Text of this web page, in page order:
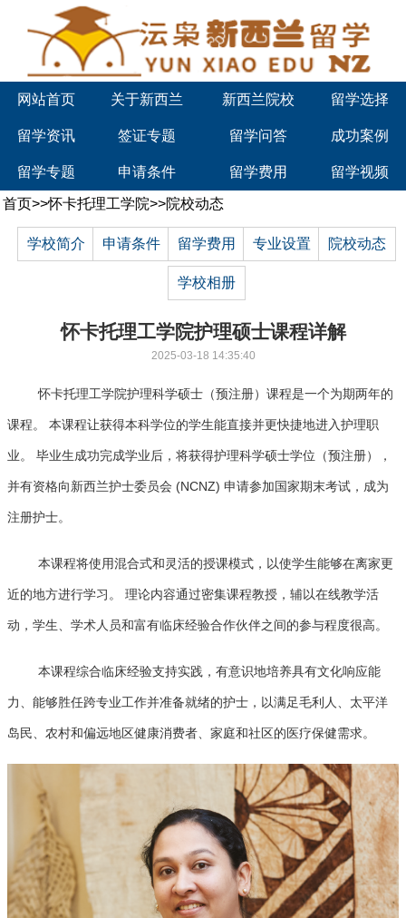
网站首页 关于新西兰 新西兰院校 留学选择
留学资讯 签证专题 留学问答 成功案例
留学专题 申请条件 留学费用 留学视频
首页>>怀卡托理工学院>>院校动态
学校简介 申请条件 留学费用 专业设置 院校动态
学校相册
怀卡托理工学院护理硕士课程详解
2025-03-18 14:35:40
怀卡托理工学院护理科学硕士（预注册）课程是一个为期两年的
课程。 本课程让获得本科学位的学生能直接并更快捷地进入护理职
业。 毕业生成功完成学业后，将获得护理科学硕士学位（预注册），
并有资格向新西兰护士委员会 (NCNZ) 申请参加国家期末考试，成为
注册护士。
本课程将使用混合式和灵活的授课模式，以使学生能够在离家更
近的地方进行学习。 理论内容通过密集课程教授，辅以在线教学活
动，学生、学术人员和富有临床经验合作伙伴之间的参与程度很高。
本课程综合临床经验支持实践，有意识地培养具有文化响应能
力、能够胜任跨专业工作并准备就绪的护士，以满足毛利人、太平洋
岛民、农村和偏远地区健康消费者、家庭和社区的医疗保健需求。